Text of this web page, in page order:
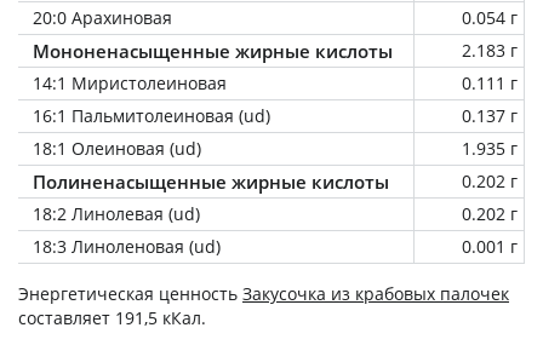
20:0 Арахиновая
0.054 г
Мононенасыщенные жирные кислоты
2.183 г
14:1 Миристолеиновая
0.111 г
16:1 Пальмитолеиновая (ud)
0.137 г
18:1 Олеиновая (ud)
1.935 г
Полиненасыщенные жирные кислоты
0.202 г
18:2 Линолевая (ud)
0.202 г
18:3 Линоленовая (ud)
0.001 г
Энергетическая ценность Закусочка из крабовых палочек
составляет 191,5 кКал.